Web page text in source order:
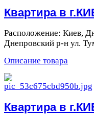
Квартира в
Расположение: Киев,
Днепровский р-н ул.
Описание товара
Квартира в